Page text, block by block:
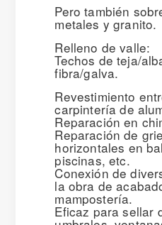
Pero también
metales y granito.
Relleno de valle:
Techos de teja/
fibra/galva.
Revestimiento
carpintería de
Reparación en
Reparación de
horizontales en
piscinas, etc.
Conexión de
la obra de
mampostería.
Eficaz para sellar